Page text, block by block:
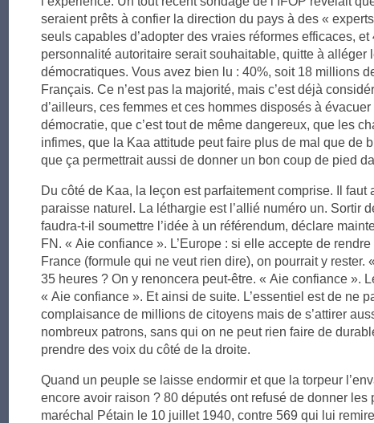
seraient prêts à confier la direction du pays à des «
seuls capables d’adopter des vraies réformes efficaces, et
personnalité autoritaire serait souhaitable, quitte à alléger
démocratiques. Vous avez bien lu : 40%, soit 18 millions
Français. Ce n’est pas la majorité, mais c’est déjà
d’ailleurs, ces femmes et ces hommes disposés à
démocratie, que c’est tout de même dangereux, que les
infimes, que la Kaa attitude peut faire plus de mal que de
que ça permettrait aussi de donner un bon coup de pied
Du côté de Kaa, la leçon est parfaitement comprise. Il faut
paraisse naturel. La léthargie est l’allié numéro un. Sortir
faudra-t-il soumettre l’idée à un référendum, déclare
FN. « Aie confiance ». L’Europe : si elle accepte de
France (formule qui ne veut rien dire), on pourrait y rester.
35 heures ? On y renoncera peut-être. « Aie confiance ».
« Aie confiance ». Et ainsi de suite. L’essentiel est de ne
complaisance de millions de citoyens mais de s’attirer
nombreux patrons, sans qui on ne peut rien faire de
prendre des voix du côté de la droite.
Quand un peuple se laisse endormir et que la torpeur
encore avoir raison ? 80 députés ont refusé de donner les
maréchal Pétain le 10 juillet 1940, contre 569 qui lui